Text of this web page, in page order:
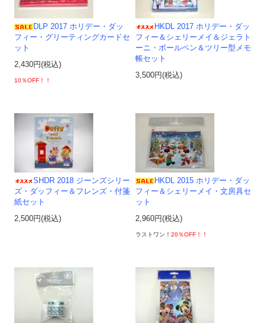
DLP 2017 ホリデー・ダッ
フィー・グリーティングカードセ
ット
2,430円(税込)
10％OFF！！
HKDL 2017 ホリデー・ダッ
フィー＆シェリーメイ＆ジェラト
ーニ・ボールペン＆ツリー型メモ
帳セット
3,500円(税込)
SHDR 2018 ジーンズシリー
ズ・ダッフィー＆フレンズ・付箋
紙セット
2,500円(税込)
HKDL 2015 ホリデー・ダッ
フィー＆シェリーメイ・文房具セ
ット
2,960円(税込)
ラストワン！20％OFF！！